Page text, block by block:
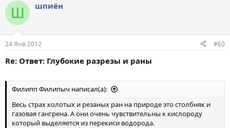
Ш шпиён
24 Янв 2012 #60
Re: Ответ: Глубокие разрезы и раны
Филипп Филипыч написал(а):
Весь страх колотых и резаных ран на природе это столбняк и
газовая гангрена. А они очень чувствительны к кислороду
который выделяется из перекиси водорода.